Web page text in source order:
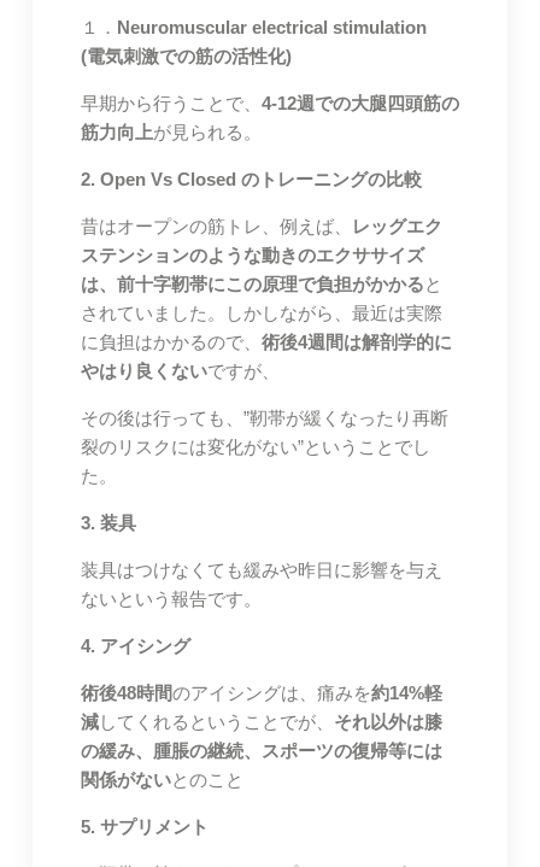
１． Neuromuscular electrical stimulation
(電気刺激での筋の活性化)
早期から行うことで、 4-12週での大腿四頭筋の
筋力向上が見られる。
2. Open Vs Closed のトレーニングの比較
昔はオープンの筋トレ、例えば、
レッグエク
ステンションのような動きのエクササイズ
は、前十字靭帯にこの原理で負担がかかると
されていました。しかしながら、最近は実際
に負担はかかるので、 術後4週間は解剖学的に
やはり良くないですが、
その後は行っても、”靭帯が緩くなったり再断
裂のリスクには変化がない”ということでし
た。
3. 装具
装具はつけなくても緩みや昨日に影響を与え
ないという報告です。
4. アイシング
術後48時間のアイシングは、痛みを約14%軽
減してくれるということでが、 それ以外は膝
の緩み、腫脹の継続、スポーツの復帰等には
関係がないとのこと
5. サプリメント